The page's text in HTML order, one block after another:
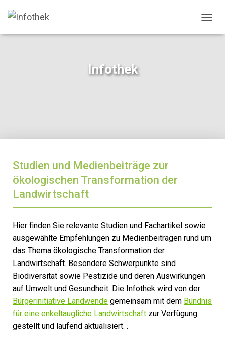
A
S
N
Infothek
Studien und Medienbeiträge zur
ökologischen Transformation der
Landwirtschaft
Hier finden Sie relevante Studien und Fachartikel sowie
ausgewählte Empfehlungen zu Medienbeiträgen rund um
das Thema ökologische Transformation der
Landwirtschaft. Besondere Schwerpunkte sind
Biodiversität sowie Pestizide und deren Auswirkungen
auf Umwelt und Gesundheit. Die Infothek wird von der
Bürgerinitiative Landwende gemeinsam mit dem Bündnis
für eine enkeltaugliche Landwirtschaft zur Verfügung
gestellt und laufend aktualisiert. .